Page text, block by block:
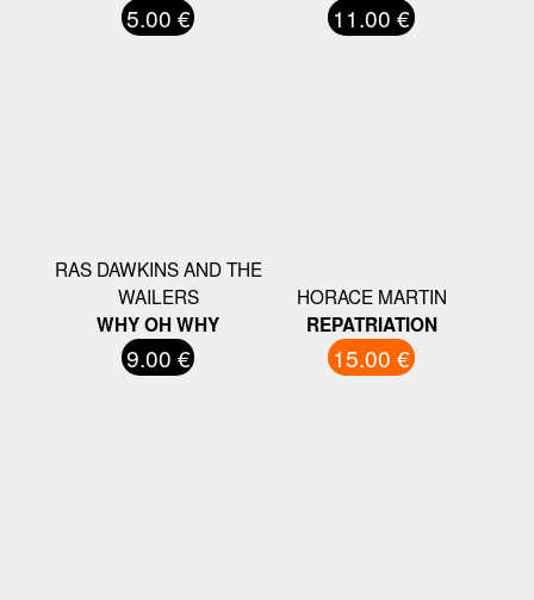
5.00 € 11.00 €
RAS DAWKINS AND THE
WAILERS
WHY OH WHY
9.00 €
HORACE MARTIN
REPATRIATION
15.00 €